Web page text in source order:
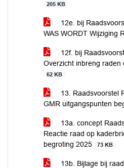
205 KB
12e. bij
WAS WORDT Wijziging
12f. bij
Overzicht inbreng raden
62 KB
13. Raadsvoorstel
GMR uitgangspunten
13a. concept
Reactie raad op
begroting 2025
73 KB
13b. Bijlage bij